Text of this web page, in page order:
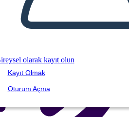
olarak kayıt olun
Kayıt Olmak
Oturum Açma